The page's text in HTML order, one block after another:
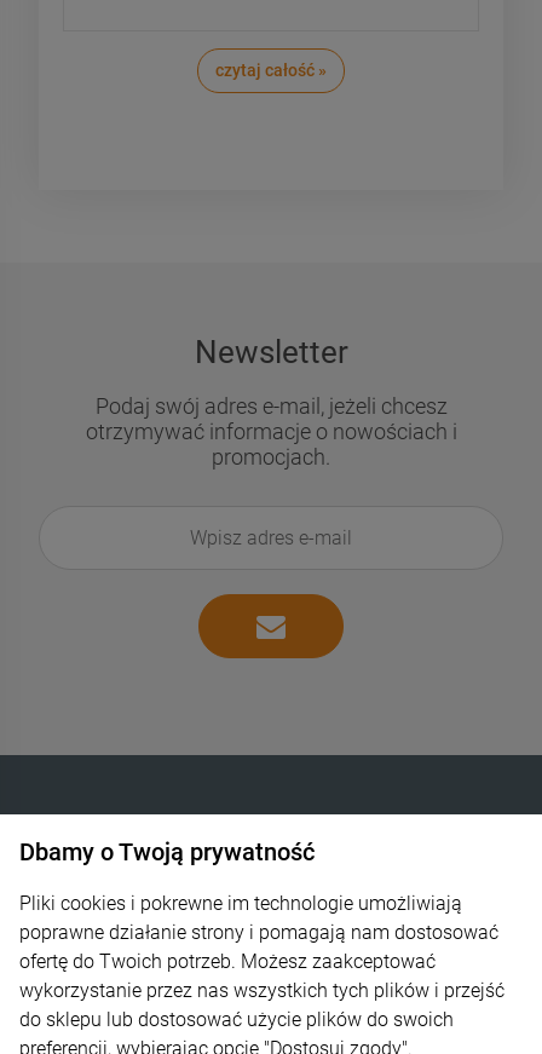
czytaj całość »
Newsletter
Podaj swój adres e-mail, jeżeli chcesz
otrzymywać informacje o nowościach i
promocjach.
INTELIGENTNE OGRZEWANIE SP. Z O.O.
Góra Libertowska 24
30-444 Kraków
600 373 809
sklep@zagrzej.pl
Dbamy o Twoją prywatność
Pliki cookies i pokrewne im technologie umożliwiają
poprawne działanie strony i pomagają nam dostosować
ofertę do Twoich potrzeb. Możesz zaakceptować
wykorzystanie przez nas wszystkich tych plików i przejść
do sklepu lub dostosować użycie plików do swoich
preferencji, wybierając opcję "Dostosuj zgody".